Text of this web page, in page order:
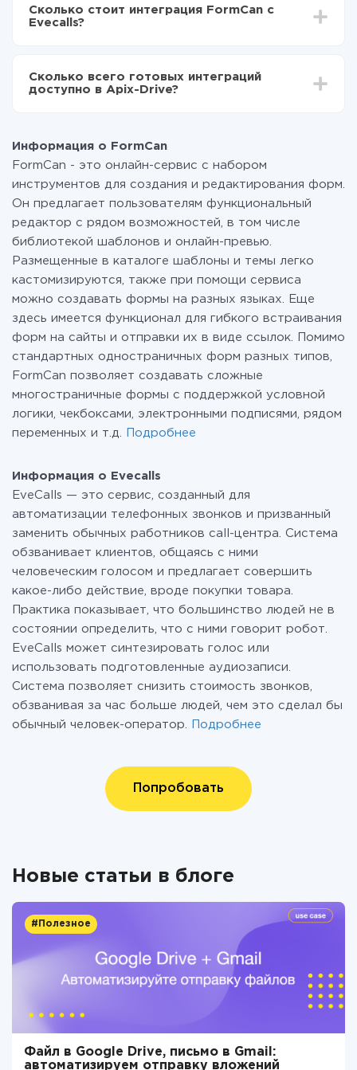
передаваться из FormCan в Evecalls
отличаться и составлять от 5-ти до 30-минут. В
среднем настройка занимает 10-15 минут.
Сколько стоит интеграция FormCan с
Evecalls?
функционал. Вы оплачиваете только количество
данных, которые по факту передаются из одной
перейти на платный, при необходимости. Подробнее
отарифах .
Сколько всего готовых интеграций
доступно в Apix-Drive?
Информация о FormCan
FormCan - это онлайн-сервис с набором
инструментов для создания и редактирования форм.
Он предлагает пользователям функциональный
редактор с рядом возможностей, в том числе
библиотекой шаблонов и онлайн-превью.
Размещенные в каталоге шаблоны и темы легко
кастомизируются, также при помощи сервиса
можно создавать формы на разных языках. Еще
здесь имеется функционал для гибкого встраивания
форм на сайты и отправки их в виде ссылок. Помимо
стандартных одностраничных форм разных типов,
FormCan позволяет создавать сложные
многостраничные формы с поддержкой условной
логики, чекбоксами, электронными подписями, рядом
переменных и т.д.
Подробнее
Информация о Evecalls
EveCalls — это сервис, созданный для
автоматизации телефонных звонков и призванный
заменить обычных работников call-центра. Система
обзванивает клиентов, общаясь с ними
человеческим голосом и предлагает совершить
какое-либо действие, вроде покупки товара.
Практика показывает, что большинство людей не в
состоянии определить, что с ними говорит робот.
EveCalls может синтезировать голос или
использовать подготовленные аудиозаписи.
Система позволяет снизить стоимость звонков,
обзванивая за час больше людей, чем это сделал бы
обычный человек-оператор.
Подробнее
Попробовать
Новые статьи в блоге
#Полезное
Файл в Google Drive, письмо в Gmail:
автоматизируем отправку вложений